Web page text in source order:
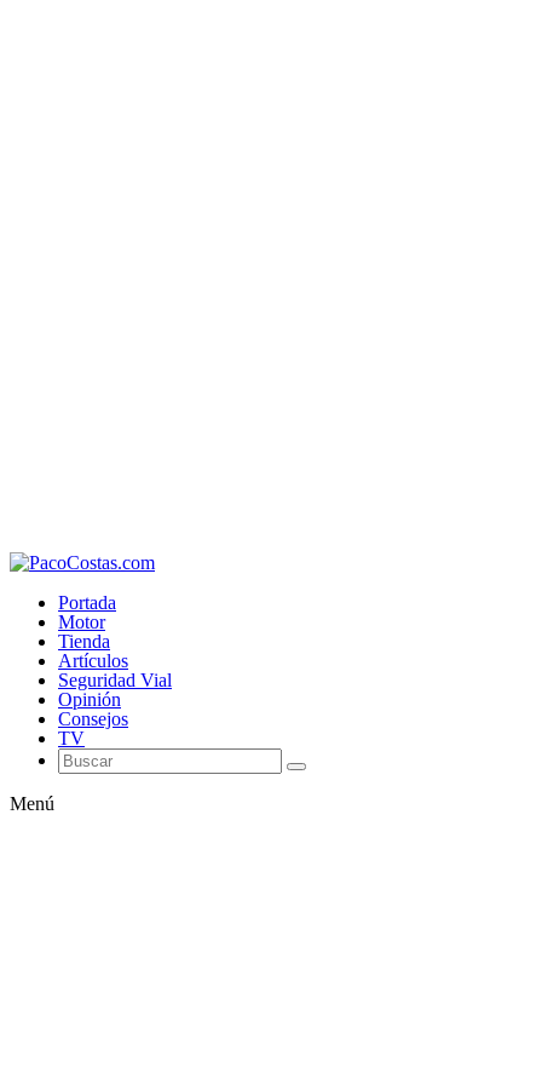
Portada
Motor
Tienda
Artículos
Seguridad Vial
Opinión
Consejos
TV
Menú